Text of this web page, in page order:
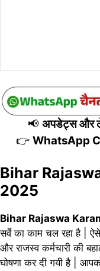
📢 अपडेट्स और
👉 WhatsApp
Bihar
2025
Bihar Rajaswa
सर्वे का काम चल रहा है |
और राजस्व कर्मचारी की
घोषणा कर दी गयी है |